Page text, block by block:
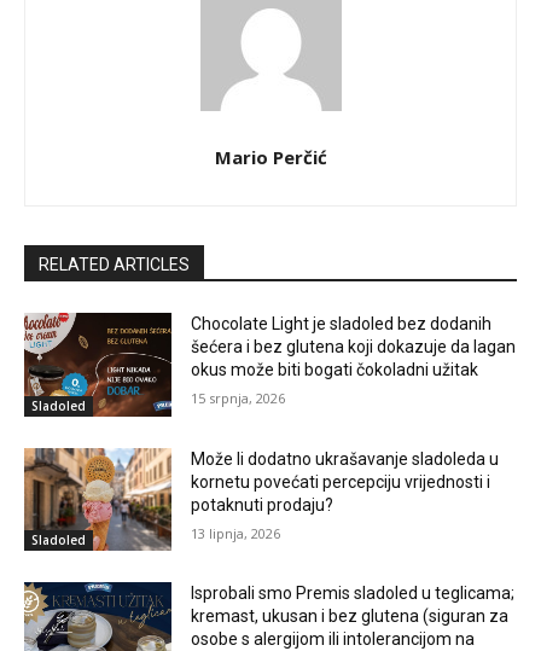
Mario Perčić
RELATED ARTICLES
Sladoled
Chocolate Light je sladoled bez dodanih
šećera i bez glutena koji dokazuje da lagan
okus može biti bogati čokoladni užitak
15 srpnja, 2026
Sladoled
Može li dodatno ukrašavanje sladoleda u
kornetu povećati percepciju vrijednosti i
potaknuti prodaju?
13 lipnja, 2026
Isprobali smo Premis sladoled u teglicama;
kremast, ukusan i bez glutena (siguran za
osobe s alergijom ili intolerancijom na